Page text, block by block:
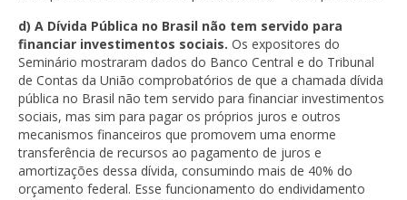
d) A Dívida Pública no Brasil não tem servido para
financiar investimentos sociais. Os expositores do
Seminário mostraram dados do Banco Central e do Tribunal
de Contas da União comprobatórios de que a chamada dívida
pública no Brasil não tem servido para financiar investimentos
sociais, mas sim para pagar os próprios juros e outros
mecanismos financeiros que promovem uma enorme
transferência de recursos ao pagamento de juros e
amortizações dessa dívida, consumindo mais de 40% do
orçamento federal. Esse funcionamento do endividamento